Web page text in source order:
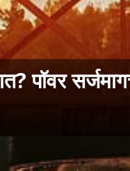
पॉवर